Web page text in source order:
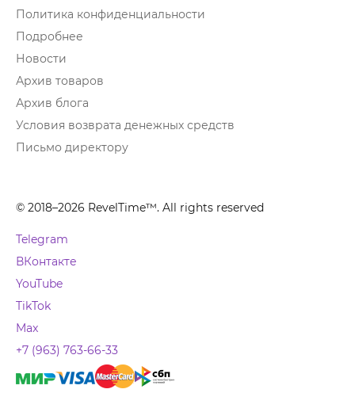
Политика конфиденциальности
Подробнее
Новости
Архив товаров
Архив блога
Условия возврата денежных средств
Письмо директору
© 2018–2026 RevelTime™. All rights reserved
Telegram
ВКонтакте
YouTube
TikTok
Max
+7 (963) 763-66-33